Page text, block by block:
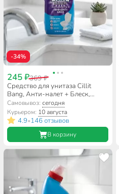
-34%
245 ₽369 ₽
Средство для унитаза Cillit
Bang, Анти-налет + Блеск,
Свежесть океана, гель, 750 мл,
дезинфицирующее, 8149771
Самовывоз:сегодня
Курьером: 10 августа
4.9•146 отзывов
В корзину